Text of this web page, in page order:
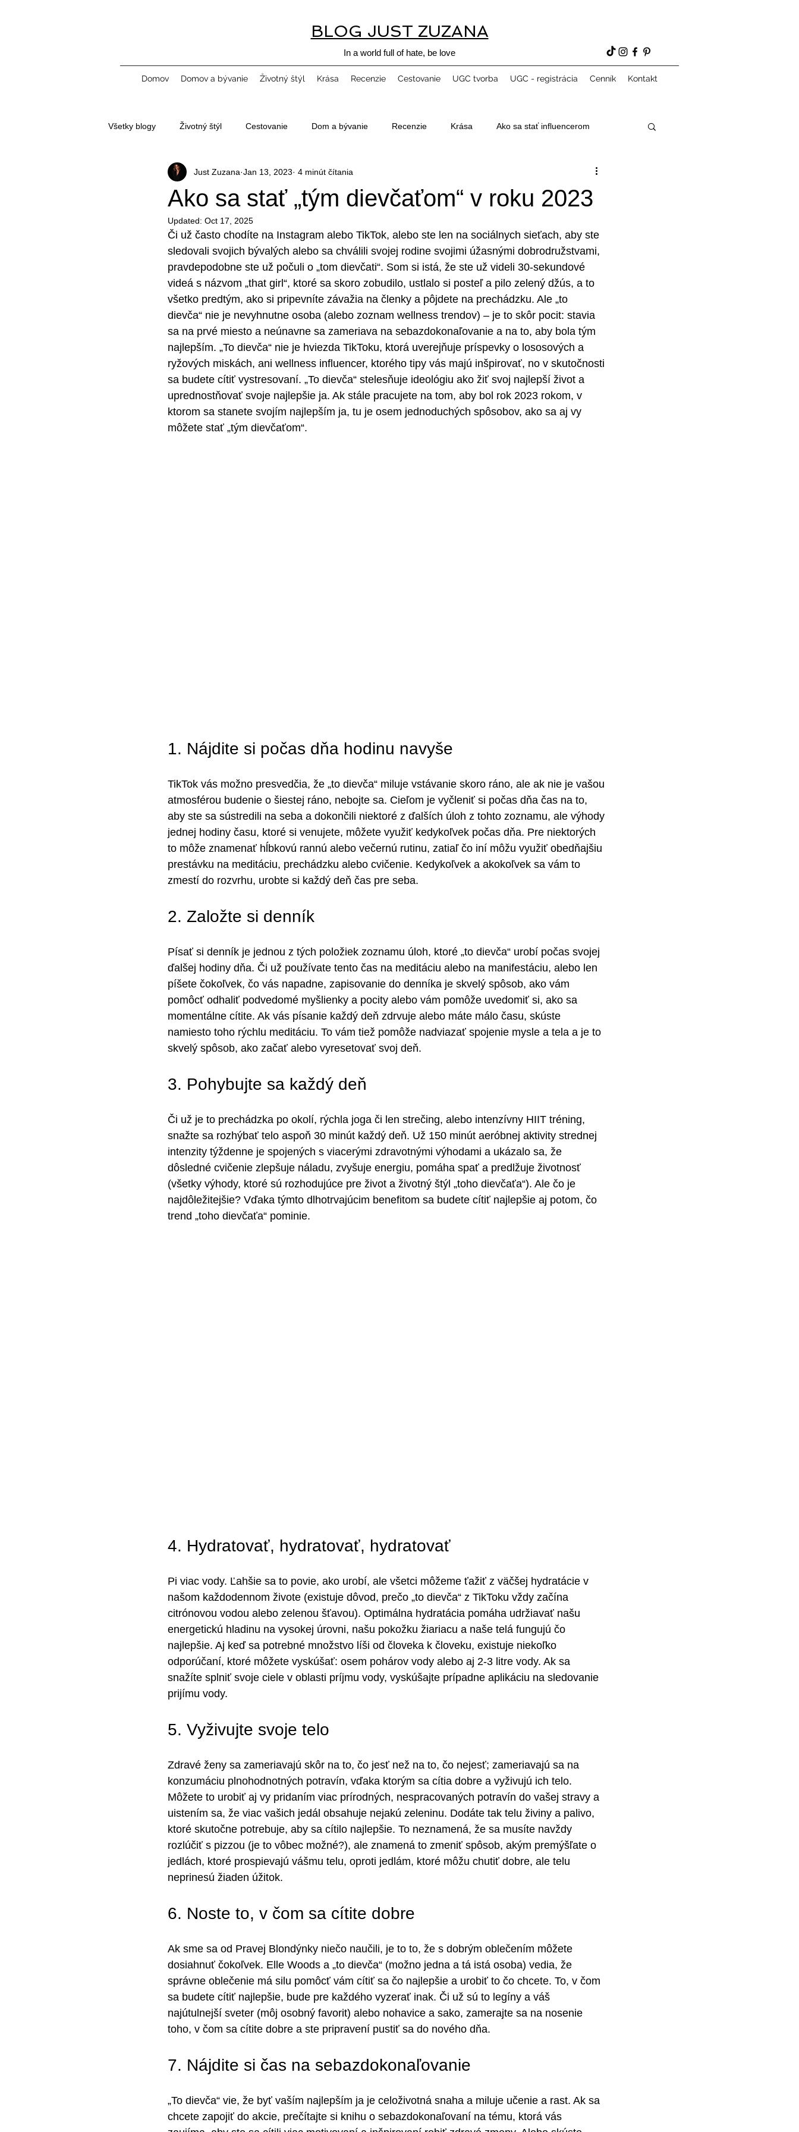
BLOG JUST ZUZANA
In a world full of hate, be love
Domov Domov a bývanie Životný štýl Krása Recenzie Cestovanie UGC tvorba UGC - registrácia Cenník Kontakt
Všetky blogy Životný štýl Cestovanie Dom a bývanie Recenzie Krása Ako sa stať influencerom
Tvorba obsahu a UGC
Ako sa stať „tým dievčaťom“ v roku 2023
Just Zuzana Jan 13, 2023 4 minút čítania
Updated: Oct 17, 2025
Či už často chodíte na Instagram alebo TikTok, alebo ste len na sociálnych sieťach, aby ste
sledovali svojich bývalých alebo sa chválili svojej rodine svojimi úžasnými dobrodružstvami,
pravdepodobne ste už počuli o „tom dievčati“. Som si istá, že ste už videli 30-sekundové
videá s názvom „that girl“, ktoré sa skoro zobudilo, ustlalo si posteľ a pilo zelený džús, a to
všetko predtým, ako si pripevníte závažia na členky a pôjdete na prechádzku. Ale „to
dievča“ nie je nevyhnutne osoba (alebo zoznam wellness trendov) – je to skôr pocit: stavia
sa na prvé miesto a neúnavne sa zameriava na sebazdokonaľovanie a na to, aby bola tým
najlepším. „To dievča“ nie je hviezda TikToku, ktorá uverejňuje príspevky o lososových a
ryžových miskách, ani wellness influencer, ktorého tipy vás majú inšpirovať, no v skutočnosti
sa budete cítiť vystresovaní. „To dievča“ stelesňuje ideológiu ako žiť svoj najlepší život a
uprednostňovať svoje najlepšie ja. Ak stále pracujete na tom, aby bol rok 2023 rokom, v
ktorom sa stanete svojím najlepším ja, tu je osem jednoduchých spôsobov, ako sa aj vy
môžete stať „tým dievčaťom“.
1. Nájdite si počas dňa hodinu navyše
TikTok vás možno presvedčia, že „to dievča“ miluje vstávanie skoro ráno, ale ak nie je vašou
atmosférou budenie o šiestej ráno, nebojte sa. Cieľom je vyčleniť si počas dňa čas na to,
aby ste sa sústredili na seba a dokončili niektoré z ďalších úloh z tohto zoznamu, ale výhody
jednej hodiny času, ktoré si venujete, môžete využiť kedykoľvek počas dňa. Pre niektorých
to môže znamenať hĺbkovú rannú alebo večernú rutinu, zatiaľ čo iní môžu využiť obedňajšiu
prestávku na meditáciu, prechádzku alebo cvičenie. Kedykoľvek a akokoľvek sa vám to
zmestí do rozvrhu, urobte si každý deň čas pre seba.
2. Založte si denník
Písať si denník je jednou z tých položiek zoznamu úloh, ktoré „to dievča“ urobí počas svojej
ďalšej hodiny dňa. Či už používate tento čas na meditáciu alebo na manifestáciu, alebo len
píšete čokoľvek, čo vás napadne, zapisovanie do denníka je skvelý spôsob, ako vám
pomôcť odhaliť podvedomé myšlienky a pocity alebo vám pomôže uvedomiť si, ako sa
momentálne cítite. Ak vás písanie každý deň zdrvuje alebo máte málo času, skúste
namiesto toho rýchlu meditáciu. To vám tiež pomôže nadviazať spojenie mysle a tela a je to
skvelý spôsob, ako začať alebo vyresetovať svoj deň.
3. Pohybujte sa každý deň
Či už je to prechádzka po okolí, rýchla joga či len strečing, alebo intenzívny HIIT tréning,
snažte sa rozhýbať telo aspoň 30 minút každý deň. Už 150 minút aeróbnej aktivity strednej
intenzity týždenne je spojených s viacerými zdravotnými výhodami a ukázalo sa, že
dôsledné cvičenie zlepšuje náladu, zvyšuje energiu, pomáha spať a predlžuje životnosť
(všetky výhody, ktoré sú rozhodujúce pre život a životný štýl „toho dievčaťa“). Ale čo je
najdôležitejšie? Vďaka týmto dlhotrvajúcim benefitom sa budete cítiť najlepšie aj potom, čo
trend „toho dievčaťa“ pominie.
4. Hydratovať, hydratovať, hydratovať
Pi viac vody. Ľahšie sa to povie, ako urobí, ale všetci môžeme ťažiť z väčšej hydratácie v
našom každodennom živote (existuje dôvod, prečo „to dievča“ z TikToku vždy začína
citrónovou vodou alebo zelenou šťavou). Optimálna hydratácia pomáha udržiavať našu
energetickú hladinu na vysokej úrovni, našu pokožku žiariacu a naše telá fungujú čo
najlepšie. Aj keď sa potrebné množstvo líši od človeka k človeku, existuje niekoľko
odporúčaní, ktoré môžete vyskúšať: osem pohárov vody alebo aj 2-3 litre vody. Ak sa
snažíte splniť svoje ciele v oblasti príjmu vody, vyskúšajte prípadne aplikáciu na sledovanie
prijímu vody.
5. Vyživujte svoje telo
Zdravé ženy sa zameriavajú skôr na to, čo jesť než na to, čo nejesť; zameriavajú sa na
konzumáciu plnohodnotných potravín, vďaka ktorým sa cítia dobre a vyživujú ich telo.
Môžete to urobiť aj vy pridaním viac prírodných, nespracovaných potravín do vašej stravy a
uistením sa, že viac vašich jedál obsahuje nejakú zeleninu. Dodáte tak telu živiny a palivo,
ktoré skutočne potrebuje, aby sa cítilo najlepšie. To neznamená, že sa musíte navždy
rozlúčiť s pizzou (je to vôbec možné?), ale znamená to zmeniť spôsob, akým premýšľate o
jedlách, ktoré prospievajú vášmu telu, oproti jedlám, ktoré môžu chutiť dobre, ale telu
neprinesú žiaden úžitok.
6. Noste to, v čom sa cítite dobre
Ak sme sa od Pravej Blondýnky niečo naučili, je to to, že s dobrým oblečením môžete
dosiahnuť čokoľvek. Elle Woods a „to dievča“ (možno jedna a tá istá osoba) vedia, že
správne oblečenie má silu pomôcť vám cítiť sa čo najlepšie a urobiť to čo chcete. To, v čom
sa budete cítiť najlepšie, bude pre každého vyzerať inak. Či už sú to legíny a váš
najútulnejší sveter (môj osobný favorit) alebo nohavice a sako, zamerajte sa na nosenie
toho, v čom sa cítite dobre a ste pripravení pustiť sa do nového dňa.
7. Nájdite si čas na sebazdokonaľovanie
„To dievča“ vie, že byť vaším najlepším ja je celoživotná snaha a miluje učenie a rast. Ak sa
chcete zapojiť do akcie, prečítajte si knihu o sebazdokonaľovaní na tému, ktorá vás